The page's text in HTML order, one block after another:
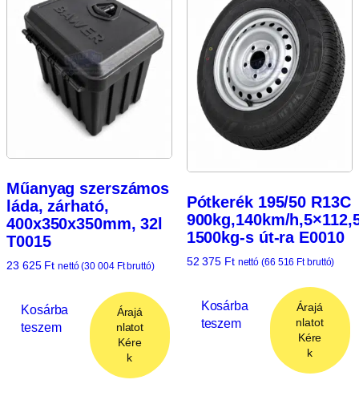
Műanyag szerszámos
láda, zárható,
400x350x350mm, 32l
T0015
23 625 Ft nettó (30 004 Ftbruttó)
Kosárba
teszem
Árajá
nlatot
Kére
k
Pótkerék 195/50 R13C
900kg,140km/
1500kg-s út-ra E0010
52 375 Ft nettó (66 516 Ftbruttó)
Kosárba
teszem
Árajá
nlatot
Kére
k